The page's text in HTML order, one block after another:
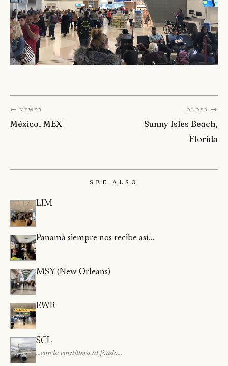
← Newer
México, MEX
Older →
Sunny Isles Beach,
Florida
See Also
LIM
Panamá siempre nos recibe así...
MSY (New Orleans)
EWR
SCL
…con la cordillera al fondo…